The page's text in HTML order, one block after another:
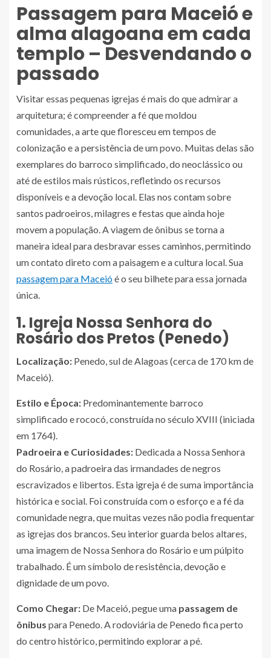
Passagem para Maceió e
alma alagoana em cada
templo – Desvendando o
passado
Visitar essas pequenas igrejas é mais do que admirar a
arquitetura; é compreender a fé que moldou
comunidades, a arte que floresceu em tempos de
colonização e a persistência de um povo. Muitas delas são
exemplares do barroco simplificado, do neoclássico ou
até de estilos mais rústicos, refletindo os recursos
disponíveis e a devoção local. Elas nos contam sobre
santos padroeiros, milagres e festas que ainda hoje
movem a população. A viagem de ônibus se torna a
maneira ideal para desbravar esses caminhos, permitindo
um contato direto com a paisagem e a cultura local. Sua
passagem para Maceióé o seu bilhete para essa jornada
única.
1. Igreja Nossa Senhora do
Rosário dos Pretos (Penedo)
Localização: Penedo, sul de Alagoas (cerca de 170 km de
Maceió).
Estilo e Época: Predominantemente barroco
simplificado e rococó, construída no século XVIII (iniciada
em 1764).
Padroeira e Curiosidades: Dedicada a Nossa Senhora
do Rosário, a padroeira das irmandades de negros
escravizados e libertos. Esta igreja é de suma importância
histórica e social. Foi construída com o esforço e a fé da
comunidade negra, que muitas vezes não podia frequentar
as igrejas dos brancos. Seu interior guarda belos altares,
uma imagem de Nossa Senhora do Rosário e um púlpito
trabalhado. É um símbolo de resistência, devoção e
dignidade de um povo.
Como Chegar: De Maceió, pegue uma passagem de
ônibus para Penedo. A rodoviária de Penedo fica perto
do centro histórico, permitindo explorar a pé.